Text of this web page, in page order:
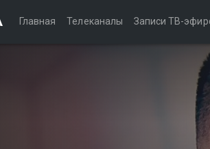
Главная Телеканалы Записи ТВ-